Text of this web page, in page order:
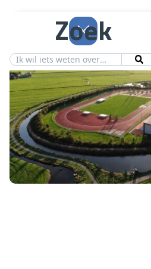
Vereniging
Ledeninfo
Nieuws
Contact
Zoek